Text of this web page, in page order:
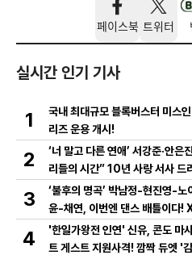
페이스북 트위터
실시간 인기 기사
1
국내 최대규모 블록버스터 미스인터콘티넨탈 한국시
리즈 운용 개시!
2
‘너 말고 다른 연애’ 서강준·안은
리들의 시간” 10년 사랑 서사 드
저 영상 공개!
3
‘불후의 명곡’ 박남정-현진영-노
윤-채연, 이번엔 댄스 배틀이다!
총출동! 댄스 본능 깨운다!
4
'한일가왕전 인연' 신유, 콘도 마
트 게스트 지원사격! 깜짝 듀엣 '